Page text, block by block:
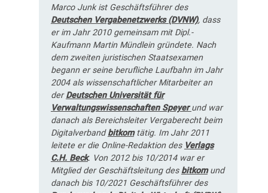
Marco Junk ist Geschäftsführer des
Deutschen Vergabenetzwerks (DVNW), dass
er im Jahr 2010 gemeinsam mit Dipl.-
Kaufmann Martin Mündlein gründete. Nach
dem zweiten juristischen Staatsexamen
begann er seine berufliche Laufbahn im Jahr
2004 als wissenschaftlicher Mitarbeiter an
derDeutschen Universität für
Verwaltungswissenschaften Speyerund war
danach als Bereichsleiter Vergaberecht beim
Digitalverbandbitkomtätig. Im Jahr 2011
leitete er die Online-Redaktion des Verlags
C.H. Beck. Von 2012 bis 10/2014 war er
Mitglied der Geschäftsleitung des bitkomund
danach bis 10/2021 Geschäftsführer des